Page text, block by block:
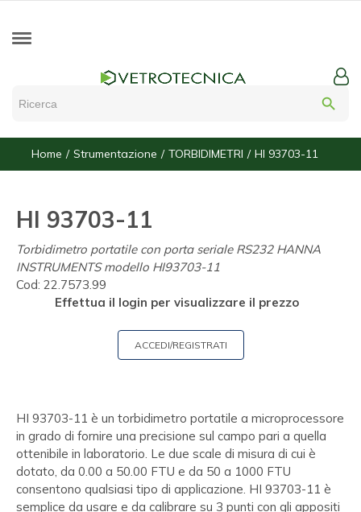
search
Home Strumentazione TORBIDIMETRI HI 93703-11
HI 93703-11
Torbidimetro portatile con porta seriale RS232 HANNA
INSTRUMENTS modello HI93703-11
Cod: 22.7573.99
Effettua il login per visualizzare il prezzo
ACCEDI/REGISTRATI
HI 93703-11 è un torbidimetro portatile a microprocessore
in grado di fornire una precisione sul campo pari a quella
ottenibile in laboratorio. Le due scale di misura di cui è
dotato, da 0.00 a 50.00 FTU e da 50 a 1000 FTU
consentono qualsiasi tipo di applicazione. HI 93703-11 è
semplice da usare e da calibrare su 3 punti con gli appositi